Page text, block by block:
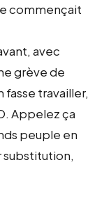
commençait
avec
grève de
fasse travailler,
Appelez ça
peuple en
substitution,